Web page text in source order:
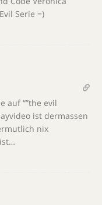
Serie =)
auf “”the evil
ist dermassen
nix